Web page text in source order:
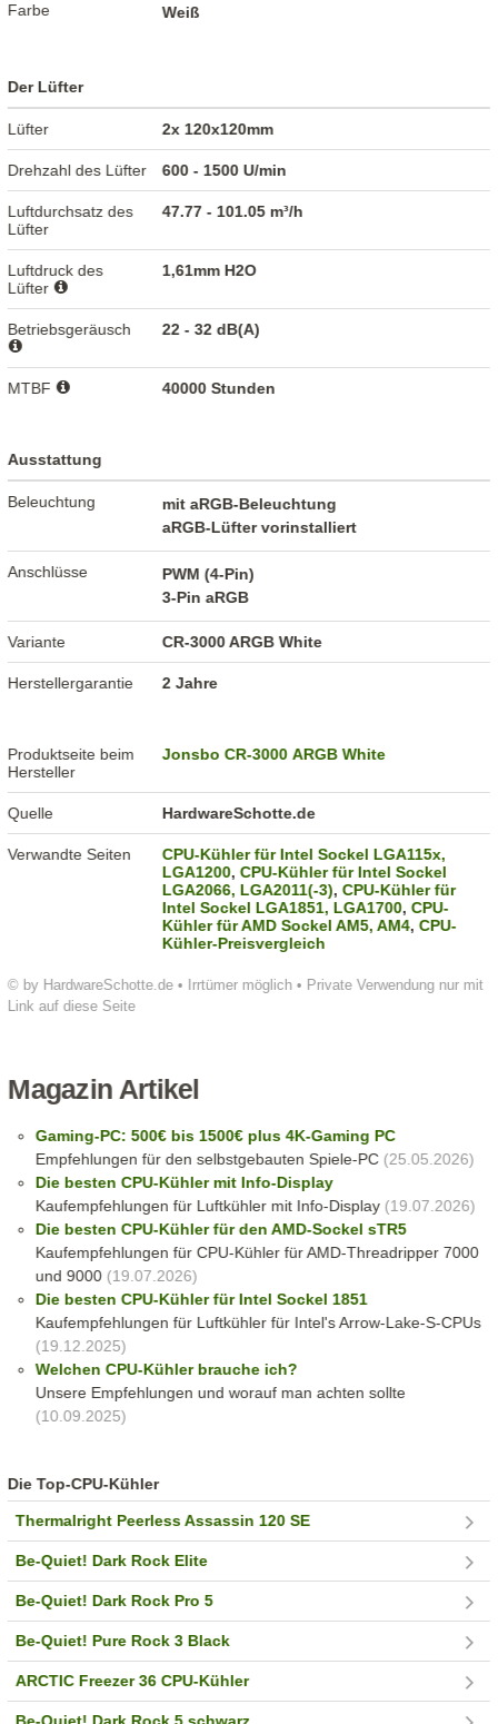
© by HardwareSchotte.de • Irrtümer möglich • Private Verwendung nur mit
Link auf diese Seite
Farbe Weiß
Der Lüfter
Lüfter 2x 120x120mm
Drehzahl des Lüfter 600 - 1500 U/min
Luftdurchsatz des
Lüfter
47.77 - 101.05 m³/h
Luftdruck des
Lüfter
1,61mm H2O
Betriebsgeräusch 22 - 32 dB(A)
MTBF 40000 Stunden
Ausstattung
Beleuchtung
mit aRGB-Beleuchtung
aRGB-Lüfter vorinstalliert
Anschlüsse
PWM (4-Pin)
3-Pin aRGB
Variante CR-3000 ARGB White
Herstellergarantie 2 Jahre
Produktseite beim
Hersteller
Jonsbo CR-3000 ARGB White
Quelle HardwareSchotte.de
Verwandte Seiten
CPU-Kühler für Intel Sockel LGA115x,
LGA1200,CPU-Kühler für Intel Sockel
LGA2066, LGA2011(-3),CPU-Kühler für
Intel Sockel LGA1851, LGA1700,CPU-
Kühler für AMD Sockel AM5, AM4,CPU-
Kühler-Preisvergleich
Magazin Artikel
Gaming-PC: 500€ bis 1500€ plus 4K-Gaming PC
Empfehlungen für den selbstgebauten Spiele-PC(25.05.2026)
Die besten CPU-Kühler mit Info-Display
Kaufempfehlungen für Luftkühler mit Info-Display(19.07.2026)
Die besten CPU-Kühler für den AMD-Sockel sTR5
Kaufempfehlungen für CPU-Kühler für AMD-Threadripper 7000
und 9000(19.07.2026)
Die besten CPU-Kühler für Intel Sockel 1851
Kaufempfehlungen für Luftkühler für Intel's Arrow-Lake-S-CPUs
(19.12.2025)
Welchen CPU-Kühler brauche ich?
Unsere Empfehlungen und worauf man achten sollte
(10.09.2025)
Die Top-CPU-Kühler
Thermalright Peerless Assassin 120 SE
Be-Quiet! Dark Rock Elite
Be-Quiet! Dark Rock Pro 5
Be-Quiet! Pure Rock 3 Black
ARCTIC Freezer 36 CPU-Kühler